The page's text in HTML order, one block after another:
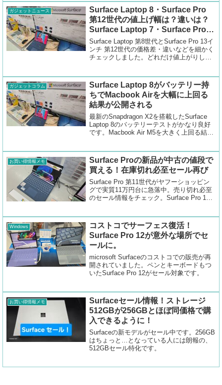
ガジェットニュース
Surface Laptop 8・Surface Pro
第12世代の値上げ幅は？違いは？
Surface Laptop 7・Surface Pro
11と比較
Surface Laptop 第8世代とSurface Pro 13イ
ンチ 第12世代の価格差・違いなどを細かく
チェックしました。どれだけ値上がりした
ガジェットコラム
Surface Laptop 8がバッテリー持
ちでMacbook Airを大幅に上回る
結果が公開される
最新のSnapdragon X2を搭載したSurface
Laptop 8のバッテリーテストがかなり良好
です。Macbook Air M5を大きく上回る結果
お買い得情報メモ
Surface Proの新品が中古の値段で
買える！在庫切れ必至セール再び
Surface Pro 第11世代がヤフーショッピン
グで実質11万円台に急落中。売り切れ必至
のセール情報をチェック。Surface Pro 12
Windows
コストコでサーフェス復活！
Surface Pro 12が意外な場所でセ
ールに。
microsoft Surfaceのコストコでの販売が再
開されていました。ペンとキーボードもつ
いたSurface Pro 12がセール対象です。
お買い得情報メモ
Surfaceセール情報！ストレージ
512GBが256GBとほぼ同価格で購
入できるように！
Surfaceの新モデルがセール中です。256GB
はちょっと…となっている人には朗報の、
512GBセール特化です。